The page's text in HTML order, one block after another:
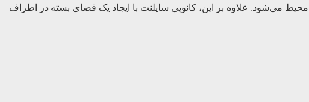
می‌شود. علاوه بر این، کانوپی سایلنت با ایجاد یک فضای بسته در اطراف